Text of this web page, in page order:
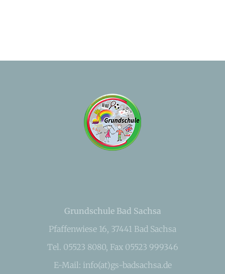
Grundschule Bad Sachsa
Pfaffenwiese 16, 37441 Bad Sachsa
Tel. 05523 8080, Fax 05523 999346
E-Mail: info(at)gs-badsachsa.de